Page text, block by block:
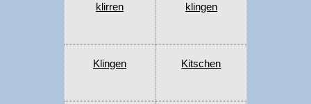
klirren klingen
Klingen Kitschen